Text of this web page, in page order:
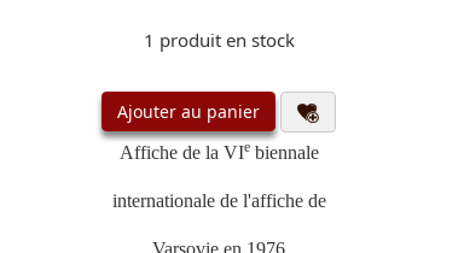
1 produit en stock
Ajouter au panier
Affiche de la VIebiennale
internationale de l'affiche de
Varsovie en 1976